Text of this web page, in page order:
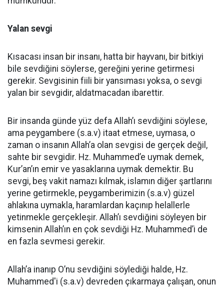
Yalan sevgi
Kısacası insan bir insanı, hatta bir hayvanı, bir bitkiyi
bile sevdiğini söylerse, gereğini yerine getirmesi
gerekir. Sevgisinin fiili bir yansıması yoksa, o sevgi
yalan bir sevgidir, aldatmacadan ibarettir.
Bir insanda günde yüz defa Allah’ı sevdiğini söylese,
ama peygambere (s.a.v) itaat etmese, uymasa, o
zaman o insanın Allah’a olan sevgisi de gerçek değil,
sahte bir sevgidir. Hz. Muhammed’e uymak demek,
Kur’an’ın emir ve yasaklarına uymak demektir. Bu
sevgi, beş vakit namazı kılmak, islamın diğer şartlarını
yerine getirmekle, peygamberimizin (s.a.v) güzel
ahlakına uymakla, haramlardan kaçınıp helallerle
yetinmekle gerçekleşir. Allah’ı sevdiğini söyleyen bir
kimsenin Allah’ın en çok sevdiği Hz. Muhammed’i de
en fazla sevmesi gerekir.
Allah’a inanıp O’nu sevdiğini söylediği halde, Hz.
Muhammed'i (s.a.v) devreden çıkarmaya çalışan, onun